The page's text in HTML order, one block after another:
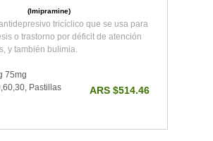
(Imipramine)
tricíclico que se usa para
o trastorno por déficit de atención
y también bulimia.
75mg
Pastillas
ARS $514.46